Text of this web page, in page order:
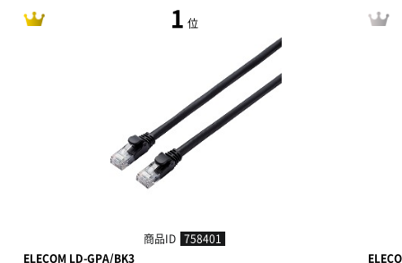
1 位
商品ID 758401
ELECOM LD-GPA/BK3